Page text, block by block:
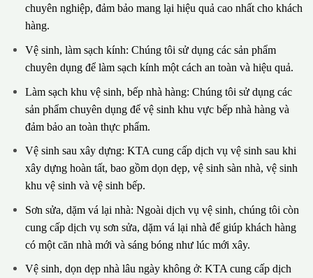
chuyên nghiệp, đảm bảo mang lại hiệu quả cao nhất cho khách
hàng.
Vệ sinh, làm sạch kính: Chúng tôi sử dụng các sản phẩm
chuyên dụng để làm sạch kính một cách an toàn và hiệu quả.
Làm sạch khu vệ sinh, bếp nhà hàng: Chúng tôi sử dụng các
sản phẩm chuyên dụng để vệ sinh khu vực bếp nhà hàng và
đảm bảo an toàn thực phẩm.
Vệ sinh sau xây dựng: KTA cung cấp dịch vụ vệ sinh sau khi
xây dựng hoàn tất, bao gồm dọn dẹp, vệ sinh sàn nhà, vệ sinh
khu vệ sinh và vệ sinh bếp.
Sơn sửa, dặm vá lại nhà: Ngoài dịch vụ vệ sinh, chúng tôi còn
cung cấp dịch vụ sơn sửa, dặm vá lại nhà để giúp khách hàng
có một căn nhà mới và sáng bóng như lúc mới xây.
Vệ sinh, dọn dẹp nhà lâu ngày không ở: KTA cung cấp dịch